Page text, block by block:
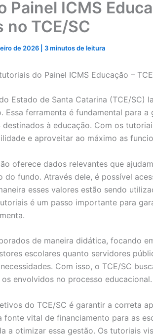
Painel ICMS
TCE/SC
de 2026 3 minutos de leitura
do Painel ICMS Educação –
Estado de Santa Catarina (TCE/
Essa ferramenta é fundamental para
destinados à educação. Com os
e aproveitar ao máximo as
oferece dados relevantes que
do fundo. Através dele, é possível
esses valores estão sendo
é um passo importante para
de maneira didática, focando
escolares quanto servidores
Com isso, o TCE/SC
envolvidos no processo educacional.
do TCE/SC é garantir a correta
fonte vital de financiamento para as
a otimizar essa gestão. Os tutoriais